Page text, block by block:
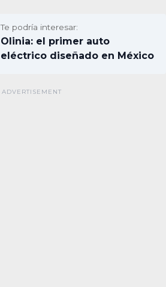
Te podría interesar:
Olinia: el primer auto
eléctrico diseñado en México